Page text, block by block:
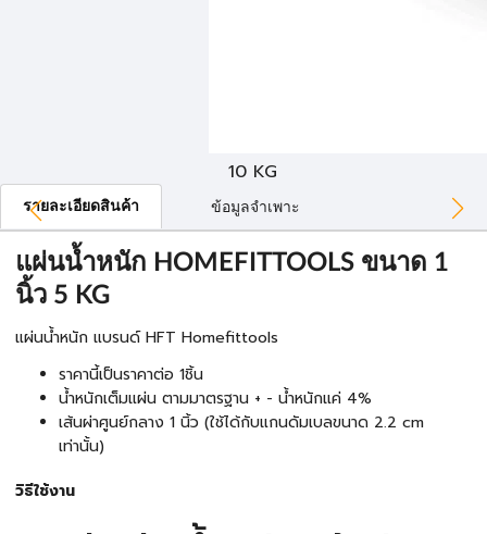
10 KG
รายละเอียดสินค้า ข้อมูลจำเพาะ
แผ่นน้ำหนัก HOMEFITTOOLS ขนาด 1
นิ้ว 5 KG
แผ่นน้ำหนัก แบรนด์ HFT Homefittools
ราคานี้เป็นราคาต่อ 1ชิ้น
น้ำหนักเต็มแผ่น ตามมาตรฐาน + - น้ำหนักแค่ 4%
เส้นผ่าศูนย์กลาง 1 นิ้ว (ใช้ได้กับแกนดัมเบลขนาด 2.2 cm
เท่านั้น)
วิธีใช้งาน